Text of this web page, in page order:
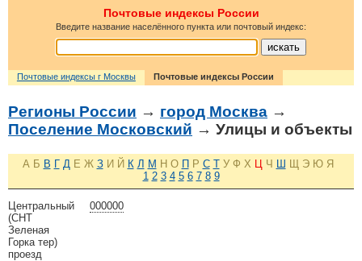
Почтовые индексы России
Введите название населённого пункта или почтовый индекс:
Почтовые индексы г Москвы Почтовые индексы России
Регионы России → город Москва →
Поселение Московский → Улицы и объекты
А Б В Г Д Е Ж З И Й К Л М Н О П Р С Т У Ф Х Ц Ч Ш Щ Э Ю Я
1 2 3 4 5 6 7 8 9
000000
Центральный
(СНТ
Зеленая
Горка тер)
проезд